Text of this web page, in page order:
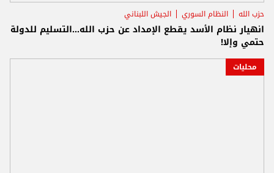
حزب الله النظام السوري الجيش اللبناني
انهيار نظام الأسد يقطع الإمداد عن حزب الله...التسليم للدولة
حتمي وإلا!
محليات